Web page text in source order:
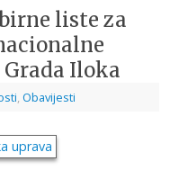
liste za
Iloka
, Obavijesti